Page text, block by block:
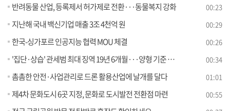
반려동물 산업, 등록제서 허가제로 전환···동물복지 강화 00:23
지난해 국내 백신기업 매출 3조 4천억 원 00:29
한국-싱가포르 인공지능 협력 MOU 체결 00:26
'집단·상습' 관세범 최대 징역 19년 6개월···양형 기준 마련 00:34
촘촘한 안전·사업관리로 드론 활용산업에 날개를 달다 01:01
제4차 문화도시 6곳 지정, 문화로 도시발전 전환점 마련 00:55